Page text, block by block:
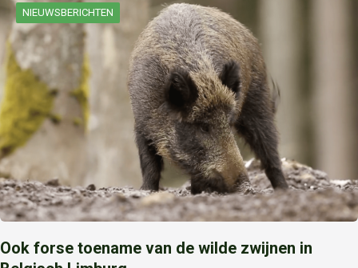
NIEUWSBERICHTEN
Ook forse toename van de wilde zwijnen in